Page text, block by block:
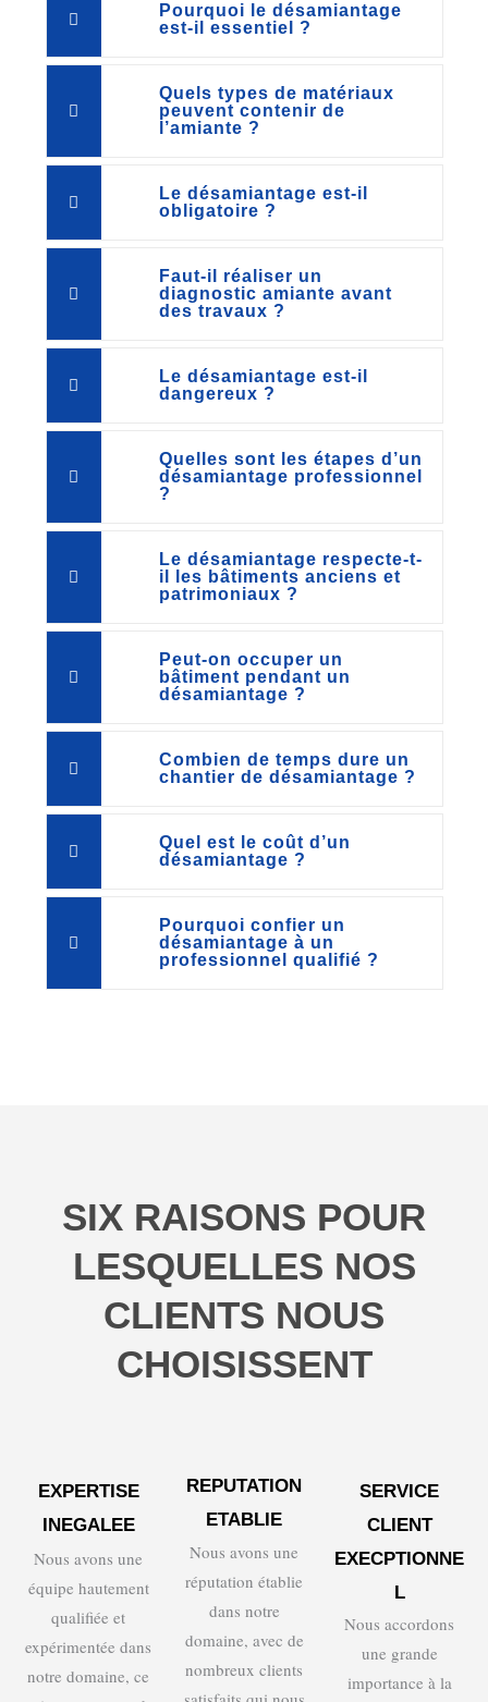
Pourquoi le désamiantage
est-il essentiel ?
Quels types de matériaux
peuvent contenir de
l’amiante ?
Le désamiantage est-il
obligatoire ?
Faut-il réaliser un
diagnostic amiante avant
des travaux ?
Le désamiantage est-il
dangereux ?
Quelles sont les étapes d’un
désamiantage professionnel
?
Le désamiantage respecte-t-
il les bâtiments anciens et
patrimoniaux ?
Peut-on occuper un
bâtiment pendant un
désamiantage ?
Combien de temps dure un
chantier de désamiantage ?
Quel est le coût d’un
désamiantage ?
Pourquoi confier un
désamiantage à un
professionnel qualifié ?
SIX RAISONS POUR
LESQUELLES NOS
CLIENTS NOUS
CHOISISSENT
EXPERTISE
INEGALEE
Nous avons une
équipe hautement
qualifiée et
expérimentée dans
notre domaine, ce
REPUTATION
ETABLIE
Nous avons une
réputation établie
dans notre
domaine, avec de
nombreux clients
SERVICE
CLIENT
EXECPTIONNE
L
Nous accordons
une grande
importance à la